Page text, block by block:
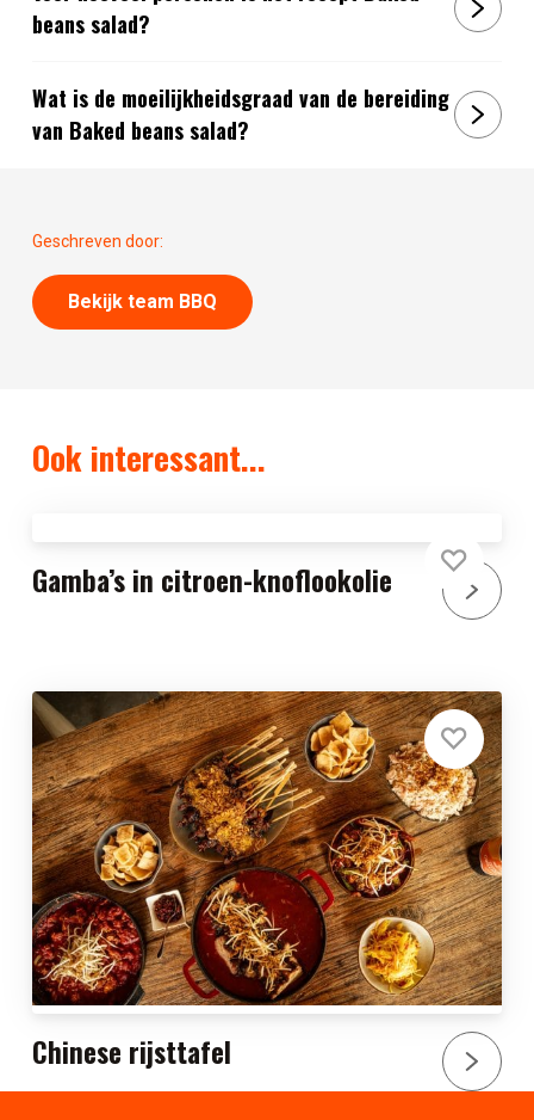
beans salad?
Wat is de moeilijkheidsgraad van de bereiding
van Baked beans salad?
Geschreven door:
Bekijk team BBQ
Ook interessant...
Gamba’s in citroen-knoflookolie
Chinese rijsttafel